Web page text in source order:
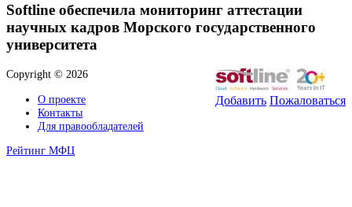
Softline обеспечила мониторинг аттестации
научных кадров Морского государственного
университета
Добавить Пожаловаться
Copyright © 2026
О проекте
Контакты
Для правообладателей
Рейтинг МФЦ